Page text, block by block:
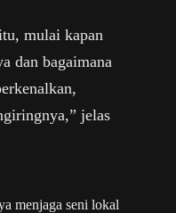
mulai kapan
dan bagaimana
jelas
menjaga seni lokal